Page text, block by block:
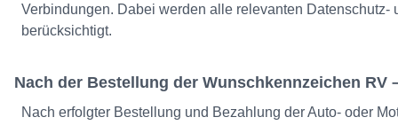
Verbindungen. Dabei werden alle relevanten Datenschutz-
berücksichtigt.
Nach der Bestellung der Wunschkennzeichen RV
Nach erfolgter Bestellung und Bezahlung der Auto- oder